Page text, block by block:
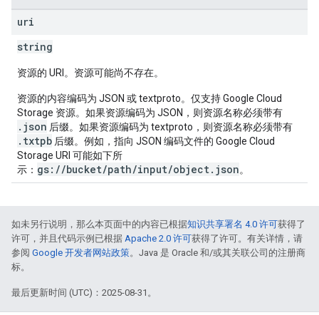
uri
string
资源的 URI。资源可能尚不存在。
资源的内容编码为 JSON 或 textproto。仅支持 Google Cloud
Storage 资源。如果资源编码为 JSON，则资源名称必须带有
.json 后缀。如果资源编码为 textproto，则资源名称必须带有
.txtpb 后缀。例如，指向 JSON 编码文件的 Google Cloud
Storage URI 可能如下所
示： gs://bucket/path/input/object.json。
如未另行说明，那么本页面中的内容已根据知识共享署名 4.0 许可获得了
许可，并且代码示例已根据 Apache 2.0 许可获得了许可。有关详情，请
参阅 Google 开发者网站政策。Java 是 Oracle 和/或其关联公司的注册商
标。
最后更新时间 (UTC)：2025-08-31。